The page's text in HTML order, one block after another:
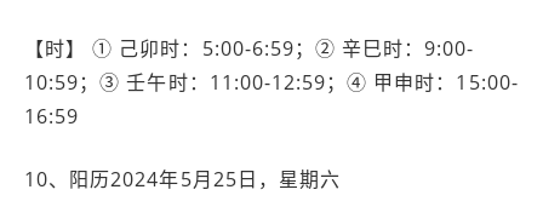
【时】 ① 己卯时：5:00-6:59；② 辛巳时：9:00-
10:59；③ 壬午时：11:00-12:59；④ 甲申时：15:00-
16:59
10、阳历2024年5月25日，星期六